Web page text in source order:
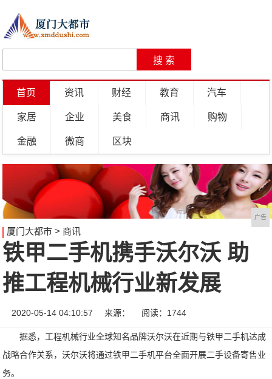
首页 资讯 财经 教育 汽车
家居 企业 美食 商讯 购物
金融 微商 区块
广告
厦门大都市> 商讯
铁甲二手机携手沃尔沃 助
推工程机械行业新发展
2020-05-14 04:10:57 来源： 阅读：1744
据悉，工程机械行业全球知名品牌沃尔沃在近期与铁甲二手机达成
战略合作关系，沃尔沃将通过铁甲二手机平台全面开展二手设备寄售业
务。